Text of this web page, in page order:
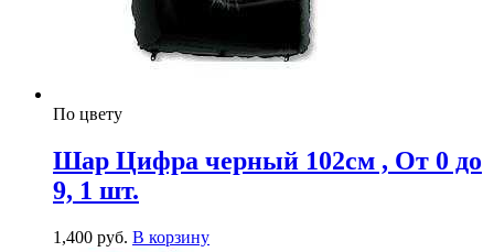
По цвету
Шар Цифра черный 102см , От 0 до
9, 1 шт.
1,400 руб. В корзину